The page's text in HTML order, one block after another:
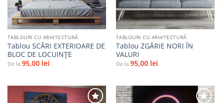
TABLOURI CU ARHITECTURĂ
Tablou SCĂRI EXTERIOARE DE
BLOC DE LOCUINȚE
De la 95,00 lei
TABLOURI CU ARHITECTURĂ
Tablou ZGĂRIE NORI ÎN
VALURI
De la 95,00 lei